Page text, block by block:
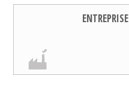
ENTREPRISE